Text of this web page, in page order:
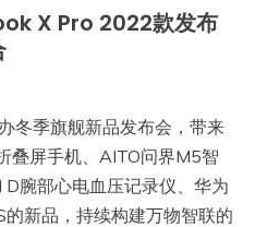
X Pro 2022款发布
冬季旗舰新品发布会，带来
叠屏手机、AITO问界M5智
腕部心电血压记录仪、华为
新品，持续构建万物智联的